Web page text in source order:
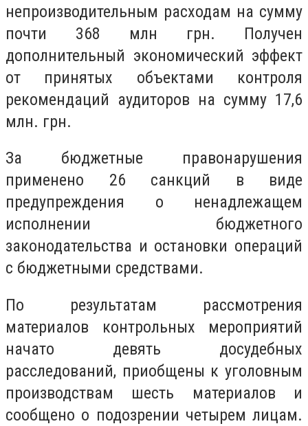
непроизводительным расходам на сумму
почти 368 млн грн. Получен
дополнительный экономический эффект
от принятых объектами контроля
рекомендаций аудиторов на сумму 17,6
млн. грн.
За бюджетные правонарушения
применено 26 санкций в виде
предупреждения о ненадлежащем
исполнении бюджетного
законодательства и остановки операций
с бюджетными средствами.
По результатам рассмотрения
материалов контрольных мероприятий
начато девять досудебных
расследований, приобщены к уголовным
производствам шесть материалов и
сообщено о подозрении четырем лицам.